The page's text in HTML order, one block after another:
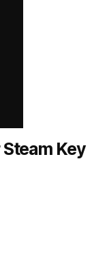
Key